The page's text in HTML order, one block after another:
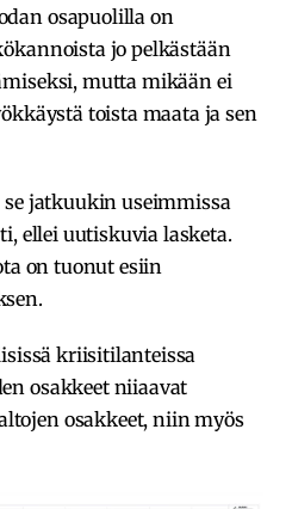
osapuolilla on
jo pelkästään
mutta mikään ei
toista maata ja sen
jatkuukin useimmissa
ellei uutiskuvia lasketa.
on tuonut esiin
kriisitilanteissa
osakkeet niiaavat
osakkeet, niin myös